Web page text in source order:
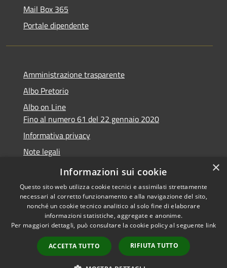
Mail Box 365
Portale dipendente
Amministrazione trasparente
Albo Pretorio
Albo on Line
Fino al numero 61 del 22 gennaio 2020
Informativa privacy
Note legali
Dichiarazione di accessibilità
Accessibilità
Copyright © 2026 • Comune di
Marsciano • Powered by
Municipium•
Accesso
redazione
×
Informazioni sui cookie
Questo sito web utilizza cookie tecnici e assimilati strettamente
necessari al corretto funzionamento e alla navigazione del sito,
nonché un cookie tecnico analitico al solo fine di elaborare
informazioni statistiche, aggregate e anonime.
Per maggiori dettagli, può consultare la cookie policy al seguente link
ACCETTA TUTTO RIFIUTA TUTTO